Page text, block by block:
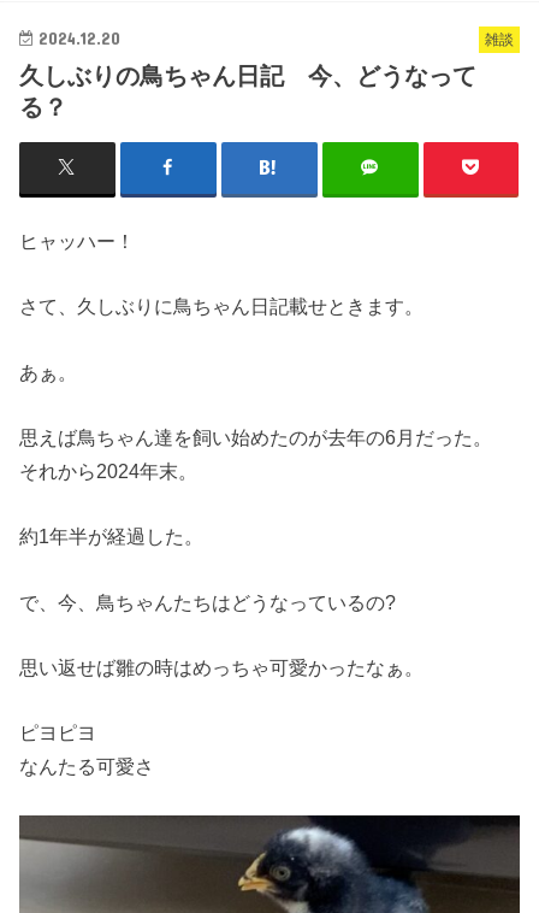
雑談
2024.12.20
久しぶりの鳥ちゃん日記 今、どうなって
る？
ヒャッハー！
さて、久しぶりに鳥ちゃん日記載せときます。
あぁ。
思えば鳥ちゃん達を飼い始めたのが去年の6月だった。
それから2024年末。
約1年半が経過した。
で、今、鳥ちゃんたちはどうなっているの?
思い返せば雛の時はめっちゃ可愛かったなぁ。
ピヨピヨ
なんたる可愛さ